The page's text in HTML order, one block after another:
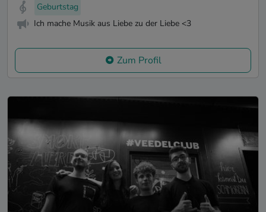
Geburtstag
Ich mache Musik aus Liebe zu der Liebe <3
Zum Profil